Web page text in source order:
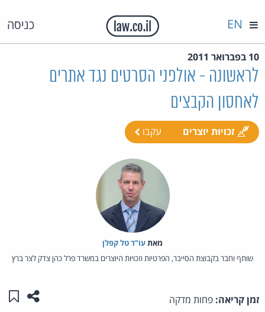
כניסה EN
10 בפברואר 2011
לראשונה - אולפני הסרטים נגד אתרים
לאחסון הקבצים
זכויות יוצרים עקבו
מאת‏עו"ד טל קפלן
שותף וחבר בקבוצת הסייבר, הפרטיות וזכויות היוצרים במשרד פרל כהן צדק לצר ברץ
זמן קריאה: פחות מדקה שתפו